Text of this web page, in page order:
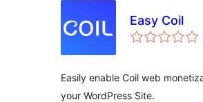
Easy Coil
Easily enable Coil web
your WordPress Site.